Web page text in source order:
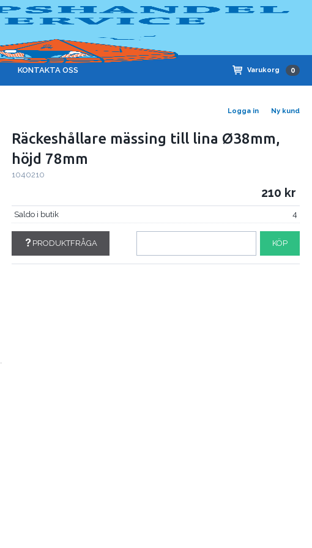
Logga in Ny kund
Varukorg 0
KONTAKTA OSS
Räckeshållare mässing till lina Ø38mm,
höjd 78mm
1040210
210
Saldo i butik 4
PRODUKTFRÅGA KÖP